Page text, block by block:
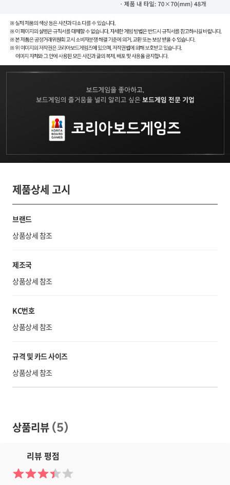
제품상세 고시
브랜드
상품상세 참조
제조국
상품상세 참조
KC번호
상품상세 참조
규격 및 카드 사이즈
상품상세 참조
상품리뷰 (5)
리뷰 평점